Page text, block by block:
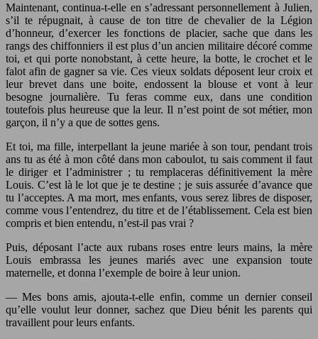
Maintenant, continua-t-elle en s’adressant personnellement à Julien,
s’il te répugnait, à cause de ton titre de chevalier de la Légion
d’honneur, d’exercer les fonctions de placier, sache que dans les
rangs des chiffonniers il est plus d’un ancien militaire décoré comme
toi, et qui porte nonobstant, à cette heure, la botte, le crochet et le
falot afin de gagner sa vie. Ces vieux soldats déposent leur croix et
leur brevet dans une boite, endossent la blouse et vont à leur
besogne journalière. Tu feras comme eux, dans une condition
toutefois plus heureuse que la leur. Il n’est point de sot métier, mon
garçon, il n’y a que de sottes gens.
Et toi, ma fille, interpellant la jeune mariée à son tour, pendant trois
ans tu as été à mon côté dans mon caboulot, tu sais comment il faut
le diriger et l’administrer ; tu remplaceras définitivement la mère
Louis. C’est là le lot que je te destine ; je suis assurée d’avance que
tu l’acceptes. A ma mort, mes enfants, vous serez libres de disposer,
comme vous l’entendrez, du titre et de l’établissement. Cela est bien
compris et bien entendu, n’est-il pas vrai ?
Puis, déposant l’acte aux rubans roses entre leurs mains, la mère
Louis embrassa les jeunes mariés avec une expansion toute
maternelle, et donna l’exemple de boire à leur union.
— Mes bons amis, ajouta-t-elle enfin, comme un dernier conseil
qu’elle voulut leur donner, sachez que Dieu bénit les parents qui
travaillent pour leurs enfants.